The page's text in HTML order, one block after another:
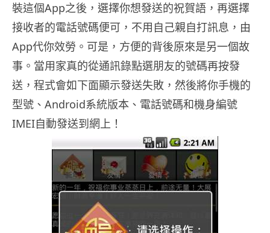
裝這個App之後， 選擇你想發送的祝賀語，再選擇
接收者的電話號碼便可， 不用自己親自打訊息，由
App代你效勞。可是， 方便的背後原來是另一個故
事。 當用家真的從通訊錄點選朋友的號碼再按發
送， 程式會如下面顯示發送失敗，然後將你手機的
型號、Android系統版本、電話號碼和機身編號
IMEI自動發送到網上！